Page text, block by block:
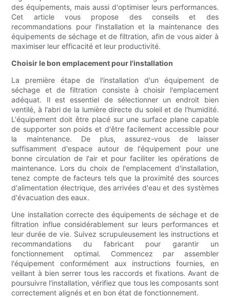
des équipements, mais aussi d'optimiser leurs performances.
Cet article vous propose des conseils et des
recommandations pour l'installation et la maintenance des
équipements de séchage et de filtration, afin de vous aider à
maximiser leur efficacité et leur productivité.
Choisir le bon emplacement pour l'installation
La première étape de l'installation d'un équipement de
séchage et de filtration consiste à choisir l'emplacement
adéquat. Il est essentiel de sélectionner un endroit bien
ventilé, à l'abri de la lumière directe du soleil et de l'humidité.
L'équipement doit être placé sur une surface plane capable
de supporter son poids et d'être facilement accessible pour
la maintenance. De plus, assurez-vous de laisser
suffisamment d'espace autour de l'équipement pour une
bonne circulation de l'air et pour faciliter les opérations de
maintenance. Lors du choix de l'emplacement d'installation,
tenez compte de facteurs tels que la proximité des sources
d'alimentation électrique, des arrivées d'eau et des systèmes
d'évacuation des eaux.
Une installation correcte des équipements de séchage et de
filtration influe considérablement sur leurs performances et
leur durée de vie. Suivez scrupuleusement les instructions et
recommandations du fabricant pour garantir un
fonctionnement optimal. Commencez par assembler
l'équipement conformément aux instructions fournies, en
veillant à bien serrer tous les raccords et fixations. Avant de
poursuivre l'installation, vérifiez que tous les composants sont
correctement alignés et en bon état de fonctionnement.